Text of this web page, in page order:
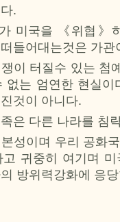
.
미국을 《위협》
들어대는것은 가관
이 터질수 있는 첨
없는 엄연한 현실
것이 아니다.
은 다른 나라를 침
성이며 우리 공화
고 귀중히 여기며
방위력강화에 응